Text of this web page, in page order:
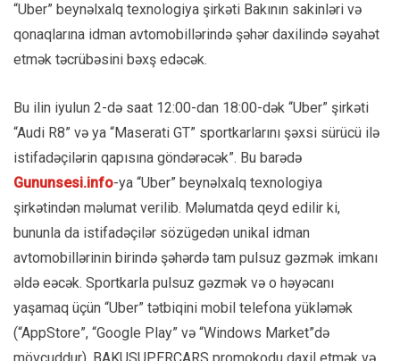
“Uber” beynəlxalq texnologiya şirkəti Bakının sakinləri və
qonaqlarına idman avtomobillərində şəhər daxilində səyahət
etmək təcrübəsini bəxş edəcək.
Bu ilin iyulun 2-də saat 12:00-dan 18:00-dək “Uber” şirkəti
“Audi R8” və ya “Maserati GT” sportkarlarını şəxsi sürücü ilə
istifadəçilərin qapısına göndərəcək”. Bu barədə
Gununsesi.info-ya “Uber” beynəlxalq texnologiya
şirkətindən məlumat verilib. Məlumatda qeyd edilir ki,
bununla da istifadəçilər sözügedən unikal idman
avtomobillərinin birində şəhərdə tam pulsuz gəzmək imkanı
əldə eəcək. Sportkarla pulsuz gəzmək və o həyəcanı
yaşamaq üçün “Uber” tətbiqini mobil telefona yükləmək
(“AppStore”, “Google Play” və “Windows Market”də